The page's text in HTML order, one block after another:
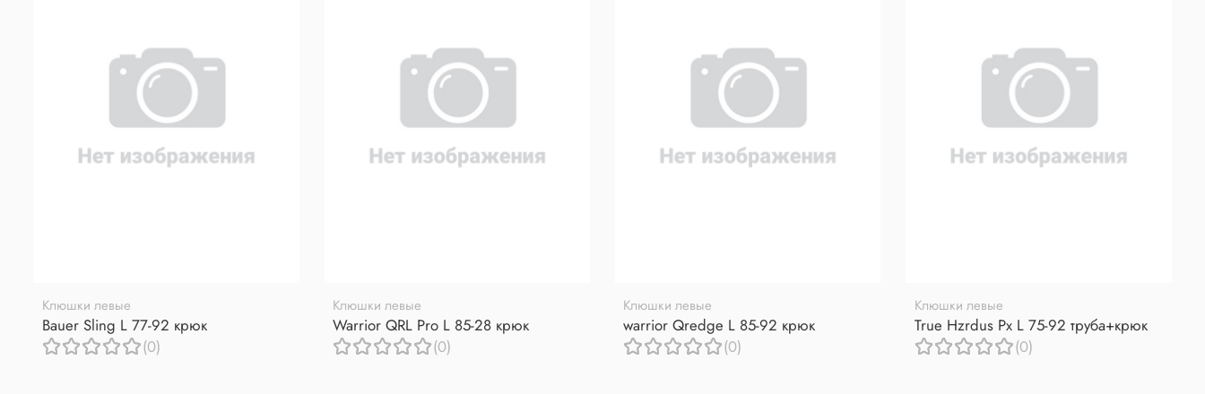
Клюшки левые
Bauer Sling L 77-92 крюк
(0)
Клюшки левые
Warrior QRL Pro L 85-28 крюк
(0)
Клюшки левые
warrior Qredge L 85-92 крюк
(0)
Клюшки левые
True Hzrdus Px L 75-92 труба+крюк
(0)